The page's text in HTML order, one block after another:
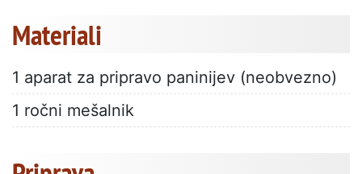
Materiali
1 aparat za pripravo paninijev (neobvezno)
1 ročni mešalnik